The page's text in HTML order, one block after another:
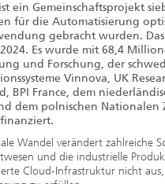
ist ein Gemeinschaftsprojekt
für die Automatisierung
gebracht wurden.
Es wurde mit 68,4
und Forschung, der
Vinnova, UK
BPI France, dem
dem polnischen
finanziert.
Wandel verändert zahlreiche
und die industrielle
Cloud-Infrastruktur nicht